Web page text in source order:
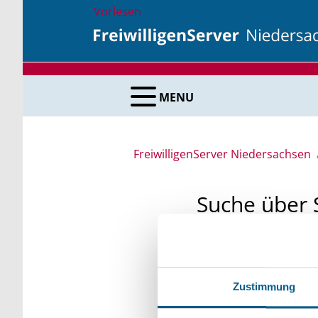
Zustimmung
Vorlesen
MENU
FreiwilligenServer Niedersachsen
Suche
unsere
Kleinschreibung